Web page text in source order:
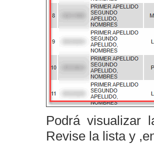
Podrá visualizar
Revise la lista y